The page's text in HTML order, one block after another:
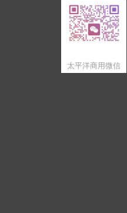
太平洋商用微信